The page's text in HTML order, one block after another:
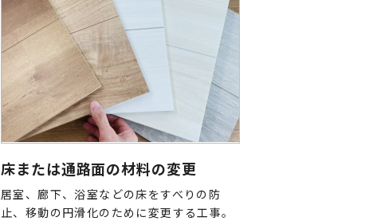
床または通路面の材料の変更
居室、廊下、浴室などの床をすべりの防
止、移動の円滑化のために変更する工事。